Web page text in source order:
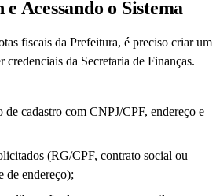
Acessando o Sistema
fiscais da Prefeitura, é preciso criar um
credenciais da Secretaria de Finanças.
cadastro com CNPJ/CPF, endereço e
(RG/CPF, contrato social ou
de endereço);